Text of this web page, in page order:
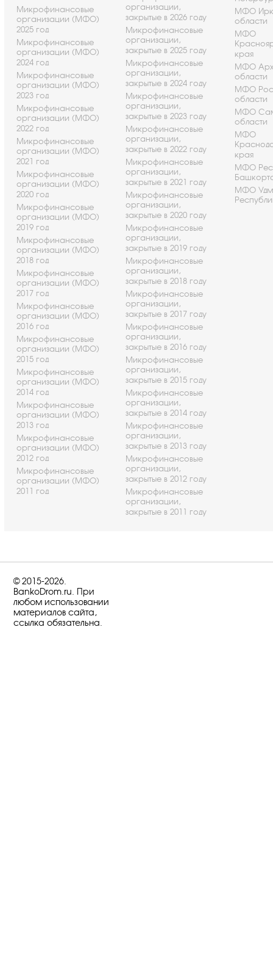
Микрофинансовые
организации (МФО)
2025 год
Микрофинансовые
организации (МФО)
2024 год
Микрофинансовые
организации (МФО)
2023 год
Микрофинансовые
организации (МФО)
2022 год
Микрофинансовые
организации (МФО)
2021 год
Микрофинансовые
организации (МФО)
2020 год
Микрофинансовые
организации (МФО)
2019 год
Микрофинансовые
организации (МФО)
2018 год
Микрофинансовые
организации (МФО)
2017 год
Микрофинансовые
организации (МФО)
2016 год
Микрофинансовые
организации (МФО)
2015 год
Микрофинансовые
организации (МФО)
2014 год
Микрофинансовые
организации (МФО)
2013 год
Микрофинансовые
организации (МФО)
2012 год
Микрофинансовые
организации (МФО)
2011 год
организации,
закрытые в 2026 году
Микрофинансовые
организации,
закрытые в 2025 году
Микрофинансовые
организации,
закрытые в 2024 году
Микрофинансовые
организации,
закрытые в 2023 году
Микрофинансовые
организации,
закрытые в 2022 году
Микрофинансовые
организации,
закрытые в 2021 году
Микрофинансовые
организации,
закрытые в 2020 году
Микрофинансовые
организации,
закрытые в 2019 году
Микрофинансовые
организации,
закрытые в 2018 году
Микрофинансовые
организации,
закрытые в 2017 году
Микрофинансовые
организации,
закрытые в 2016 году
Микрофинансовые
организации,
закрытые в 2015 году
Микрофинансовые
организации,
закрытые в 2014 году
Микрофинансовые
организации,
закрытые в 2013 году
Микрофинансовые
организации,
закрытые в 2012 году
Микрофинансовые
организации,
закрытые в 2011 году
МФО
области
МФО
края
МФО
области
МФО
области
МФО
области
МФО
края
МФО
МФО
© 2015-2026.
BankoDrom.ru. При
любом использовании
материалов сайта,
ссылка обязательна.